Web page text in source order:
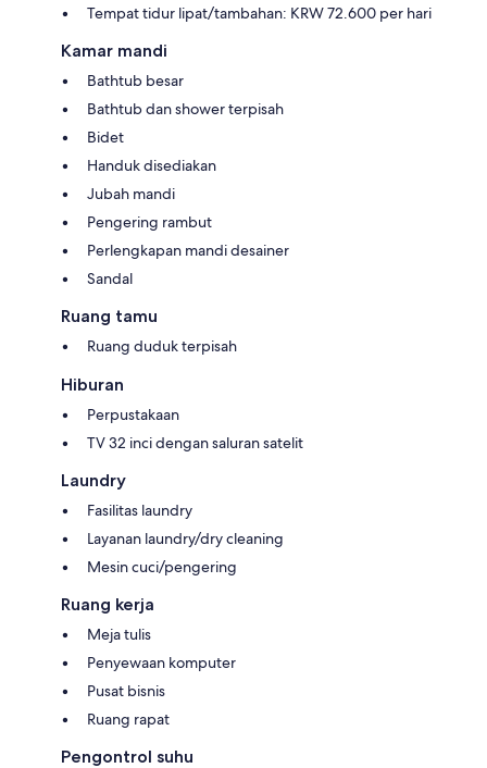
Tempat tidur lipat/tambahan: KRW 72.600 per hari
Kamar mandi
Bathtub besar
Bathtub dan shower terpisah
Bidet
Handuk disediakan
Jubah mandi
Pengering rambut
Perlengkapan mandi desainer
Sandal
Ruang tamu
Ruang duduk terpisah
Hiburan
Perpustakaan
TV 32 inci dengan saluran satelit
Laundry
Fasilitas laundry
Layanan laundry/dry cleaning
Mesin cuci/pengering
Ruang kerja
Meja tulis
Penyewaan komputer
Pusat bisnis
Ruang rapat
Pengontrol suhu